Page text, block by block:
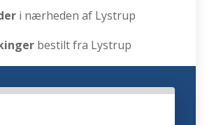
i nærheden af Lystrup
bestilt fra Lystrup